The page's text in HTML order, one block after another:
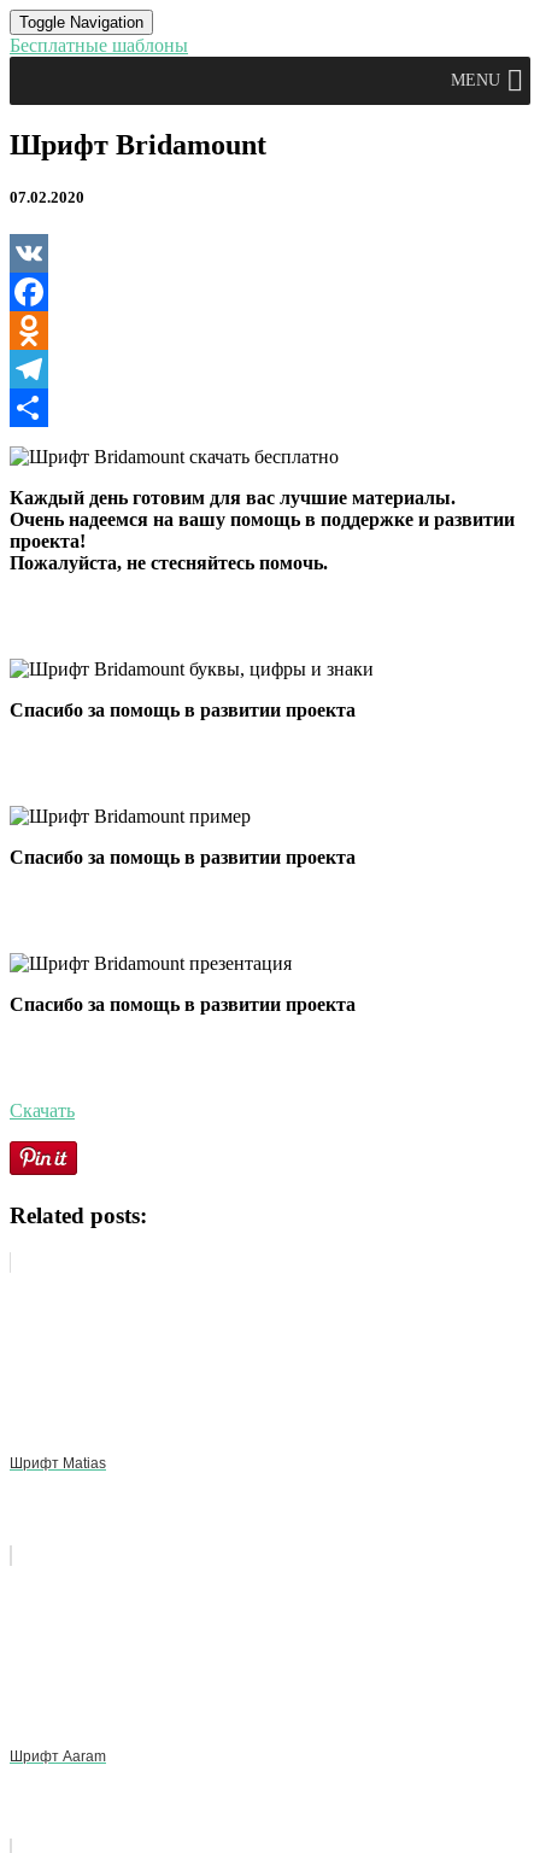
Toggle Navigation
Бесплатные шаблоны
MENU
Шрифт
Bridamount
Шрифт Bridamount
07.02.2020
VK
Facebook
Odnoklassniki
Telegram
Отправить
Каждый день готовим для вас лучшие материалы.
Очень надеемся на вашу помощь в поддержке и развитии
проекта!
Пожалуйста, не стесняйтесь помочь.
Спасибо за помощь в развитии проекта
Спасибо за помощь в развитии проекта
Спасибо за помощь в развитии проекта
Скачать
Related posts:
Шрифт Matias
Шрифт Aaram